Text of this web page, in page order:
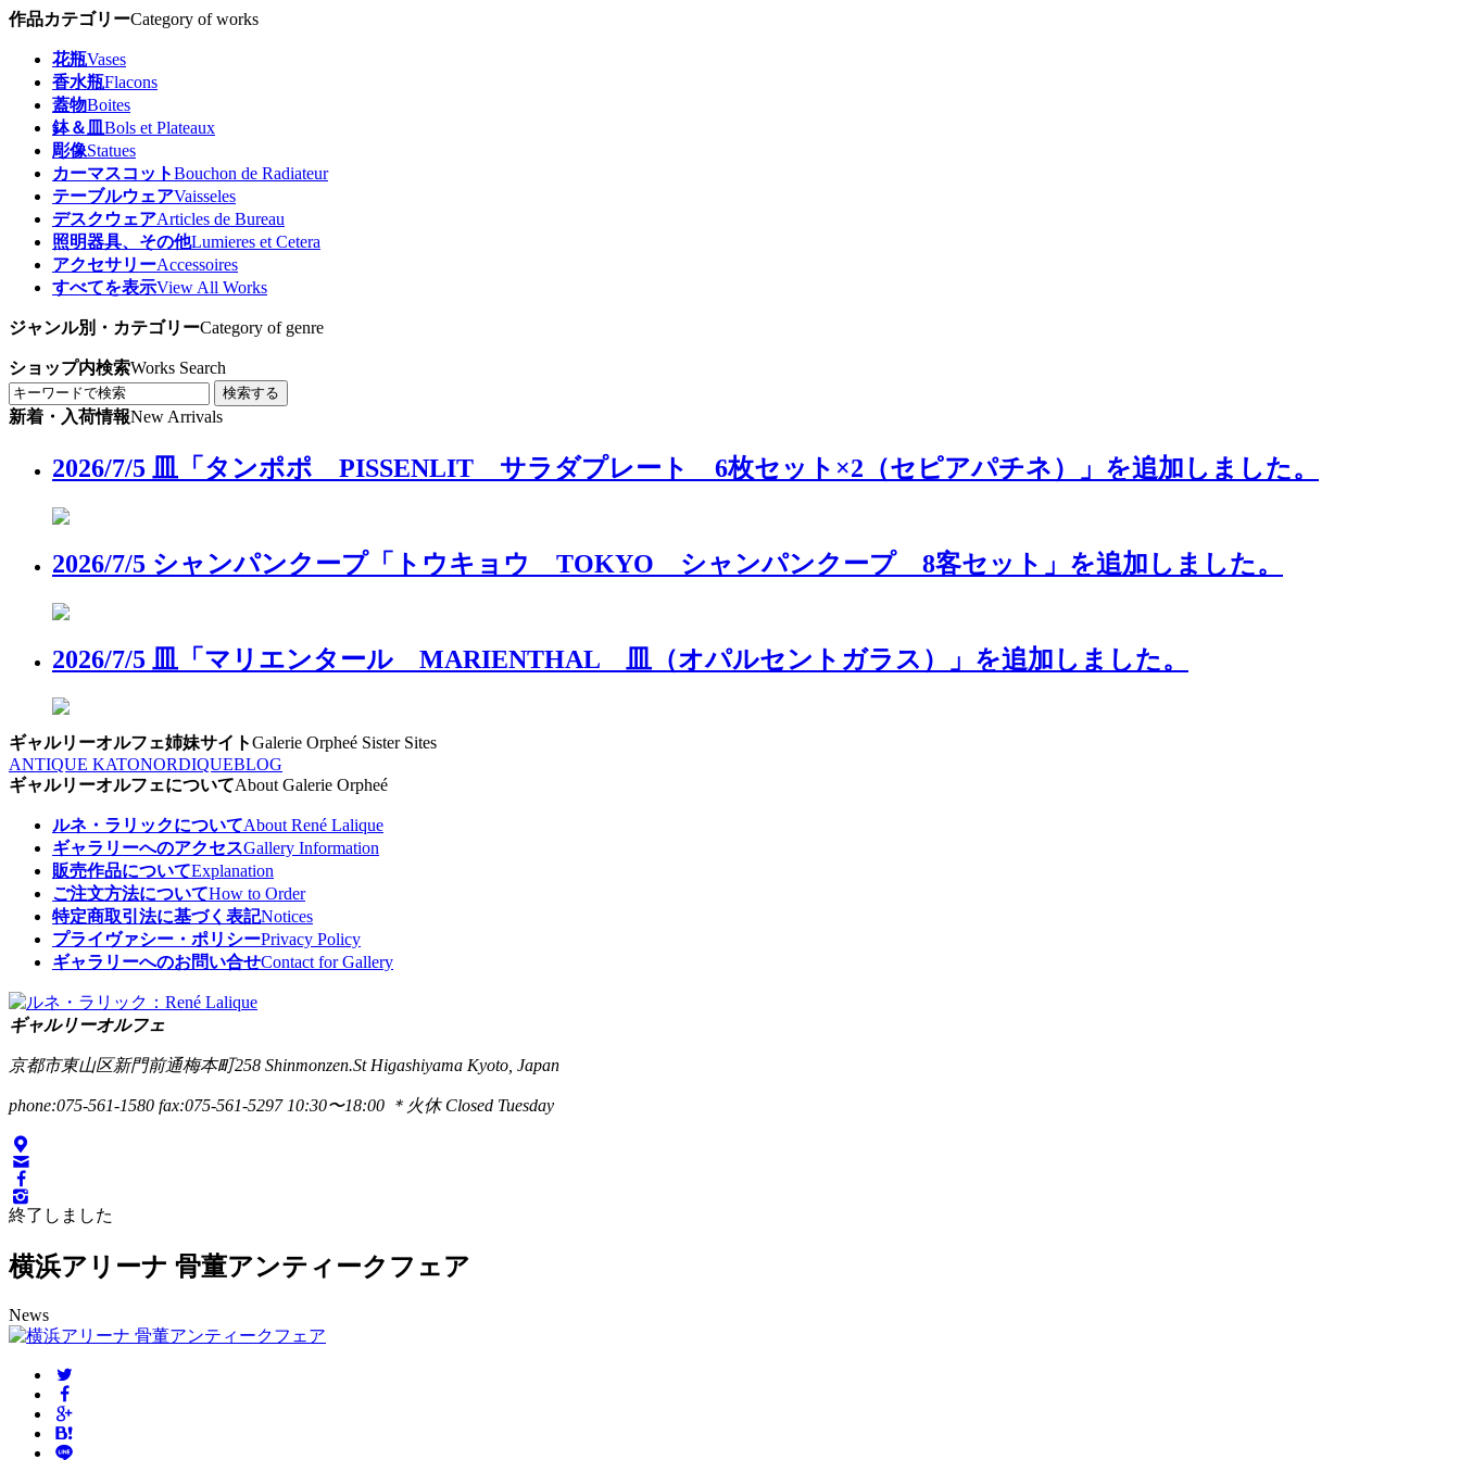
作品カテゴリーCategory of works
花瓶Vases
香水瓶Flacons
蓋物Boites
鉢＆皿 Bols et Plateaux
彫像Statues
カーマスコットBouchon de Radiateur
テーブルウェアVaisseles
デスクウェアArticles de Bureau
照明器具、その他Lumieres et Cetera
アクセサリーAccessoires
すべてを表示View All Works
ジャンル別・カテゴリーCategory of genre
ショップ内検索Works Search
検索する
新着・入荷情報New Arrivals
2026/7/5 皿「タンポポ PISSENLIT サラダプレート 6枚セット×2（セピアパチネ）」を追加しました。
2026/7/5 シャンパンクープ「トウキョウ TOKYO シャンパンクープ 8客セット」を追加しました。
2026/7/5 皿「マリエンタール MARIENTHAL 皿（オパルセントガラス）」を追加しました。
ギャルリーオルフェ姉妹サイトGalerie Orpheé Sister Sites
ANTIQUE KATONORDIQUEBLOG
ギャルリーオルフェについてAbout Galerie Orpheé
ルネ・ラリックについてAbout René Lalique
ギャラリーへのアクセスGallery Information
販売作品についてExplanation
ご注文方法についてHow to Order
特定商取引法に基づく表記Notices
プライヴァシー・ポリシーPrivacy Policy
ギャラリーへのお問い合せContact for Gallery
ギャルリーオルフェ
京都市東山区新門前通梅本町258 Shinmonzen.St Higashiyama Kyoto, Japan
phone:075-561-1580 fax:075-561-5297 10:30〜18:00 ＊火休 Closed Tuesday
終了しました
横浜アリーナ 骨董アンティークフェア
News